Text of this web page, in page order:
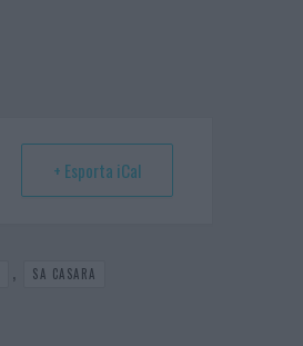
+ Esporta iCal
, SA CASARA